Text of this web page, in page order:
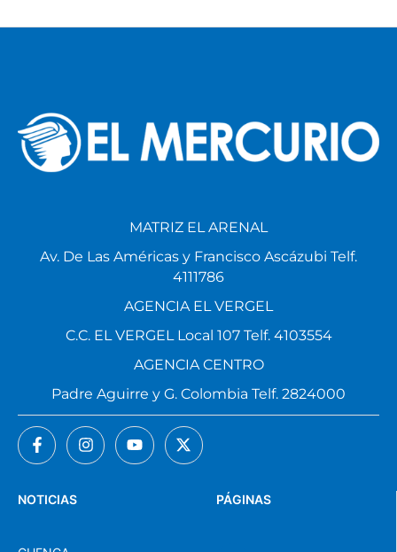
PÁGINAS
NOTICIAS
MATRIZ EL ARENAL
Av. De Las Américas y Francisco Ascázubi Telf.
4111786
AGENCIA EL VERGEL
C.C. EL VERGEL Local 107 Telf. 4103554
AGENCIA CENTRO
Padre Aguirre y G. Colombia Telf. 2824000